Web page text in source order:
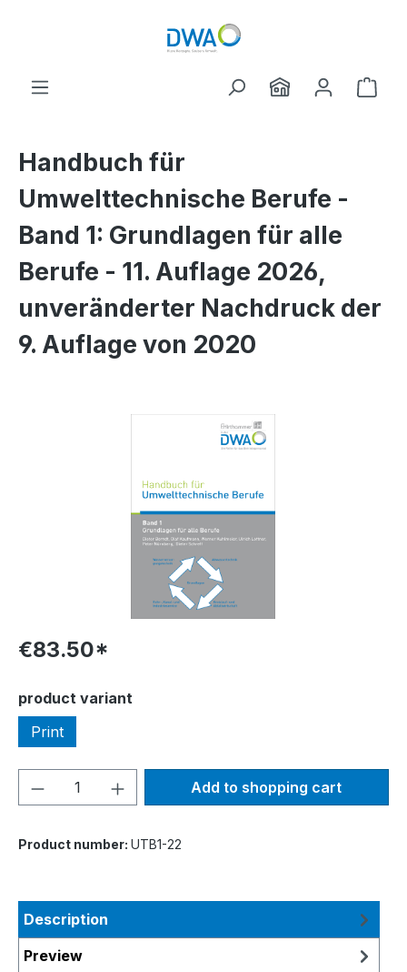
Handbuch für
Umwelttechnische Berufe -
Band 1: Grundlagen für alle
Berufe - 11. Auflage 2026,
unveränderter Nachdruck der
9. Auflage von 2020
€83.50*
Select
product variant
Print
Product Quantity: Enter the desired
Add to shopping cart
Product number: UTB1-22
Description
Preview